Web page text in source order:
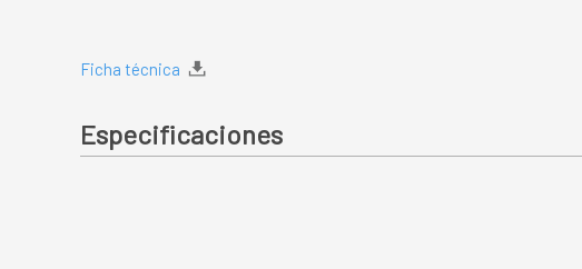
Ficha técnica
Especificaciones